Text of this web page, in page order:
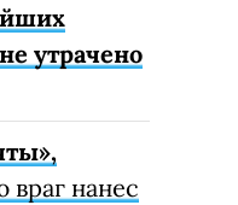
утрачено
враг нанес